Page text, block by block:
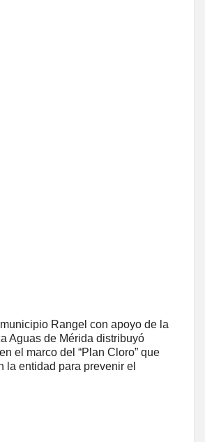
Rangel con apoyo de la
Aguas de Mérida distribuyó
el marco del “Plan Cloro” que
la entidad para prevenir el